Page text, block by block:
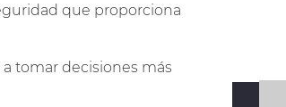
que proporciona
tomar decisiones más